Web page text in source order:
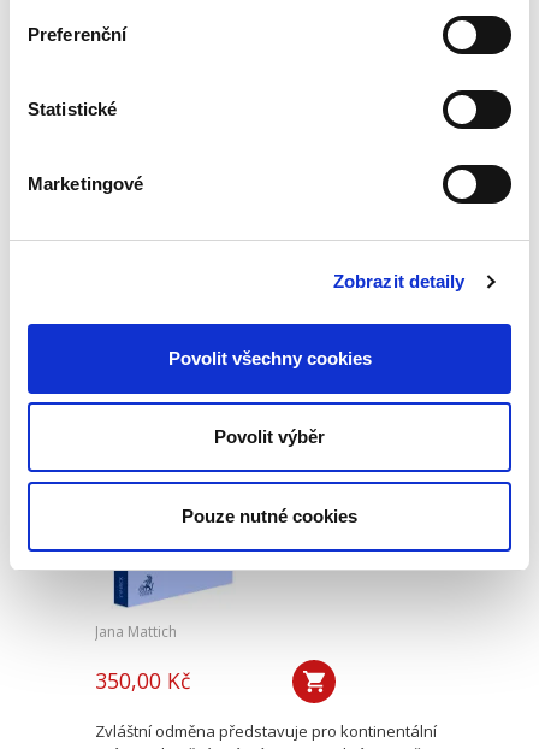
Preferenční
Statistické
Marketingové
Zobrazit detaily
Povolit všechny cookies
Povolit výběr
Pouze nutné cookies
490,00 Kč
soukromého práva v letech 2020 až 2022. V této
republiky, zasažena vlnou...
obchodního
Jana Mattich
350,00 Kč
Zvláštní odměna představuje pro kontinentální